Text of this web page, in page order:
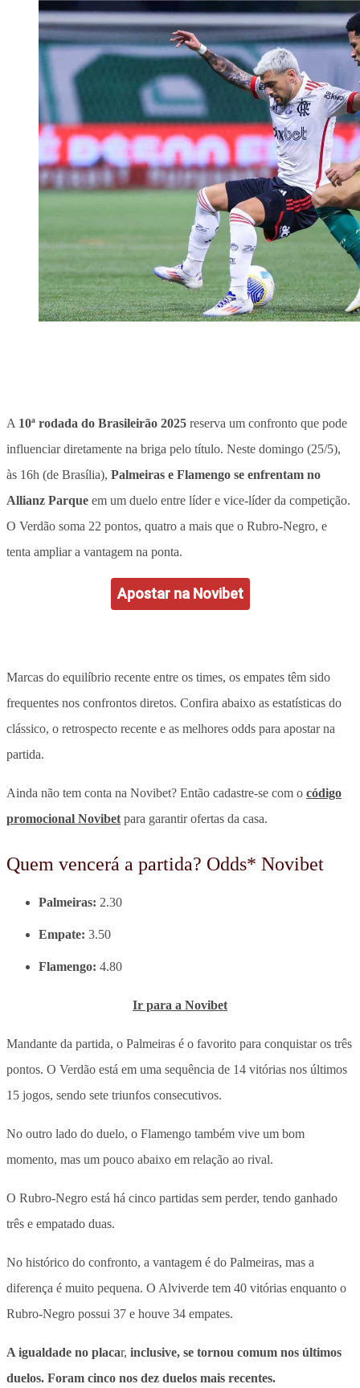
A 10ª rodada do Brasileirão 2025 reserva um confronto que pode
influenciar diretamente na briga pelo título. Neste domingo (25/5),
às 16h (de Brasília), Palmeiras e Flamengo se enfrentam no
Allianz Parque em um duelo entre líder e vice-líder da competição.
O Verdão soma 22 pontos, quatro a mais que o Rubro-Negro, e
tenta ampliar a vantagem na ponta.
Marcas do equilíbrio recente entre os times, os empates têm sido
frequentes nos confrontos diretos. Confira abaixo as estatísticas do
clássico, o retrospecto recente e as melhores odds para apostar na
partida.
Ainda não tem conta na Novibet? Então cadastre-se com o código
promocional Novibet para garantir ofertas da casa.
Quem vencerá a partida? Odds* Novibet
Palmeiras: 2.30
Empate: 3.50
Flamengo: 4.80
Ir para a Novibet
Mandante da partida, o Palmeiras é o favorito para conquistar os três
pontos. O Verdão está em uma sequência de 14 vitórias nos últimos
15 jogos, sendo sete triunfos consecutivos.
No outro lado do duelo, o Flamengo também vive um bom
momento, mas um pouco abaixo em relação ao rival.
O Rubro-Negro está há cinco partidas sem perder, tendo ganhado
três e empatado duas.
No histórico do confronto, a vantagem é do Palmeiras, mas a
diferença é muito pequena. O Alviverde tem 40 vitórias enquanto o
Rubro-Negro possui 37 e houve 34 empates.
A igualdade no placar, inclusive, se tornou comum nos últimos
duelos. Foram cinco nos dez duelos mais recentes.